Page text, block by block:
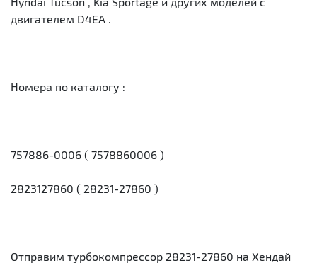
двигателем D4EA .
Номера по каталогу :
757886-0006 ( 7578860006 )
2823127860 ( 28231-27860 )
Отправим турбокомпрессор 28231-27860 на Хендай